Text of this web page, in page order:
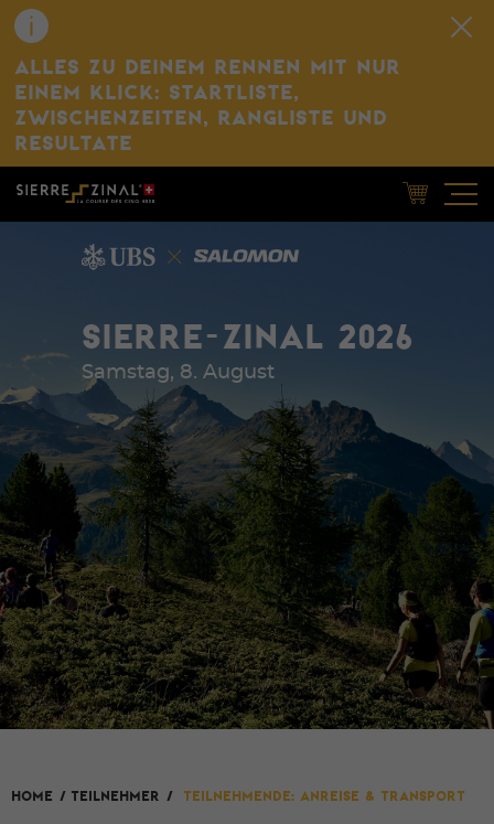
ALLES ZU DEINEM RENNEN MIT NUR
EINEM KLICK: STARTLISTE,
ZWISCHENZEITEN, RANGLISTE UND
RESULTATE
SIERRE-ZINAL 2026
Samstag, 8. August
HOME / Teilnehmer / Teilnehmende: Anreise & Transport